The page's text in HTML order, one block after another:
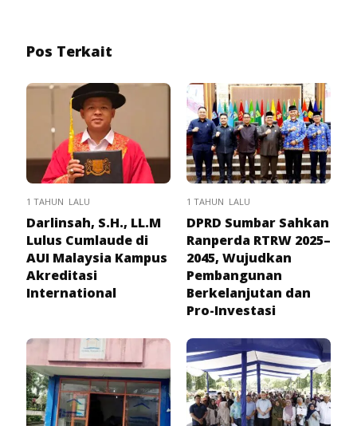
Pos Terkait
1 TAHUN LALU
Darlinsah, S.H., LL.M
Lulus Cumlaude di
AUI Malaysia Kampus
Akreditasi
International
1 TAHUN LALU
DPRD Sumbar Sahkan
Ranperda RTRW 2025–
2045, Wujudkan
Pembangunan
Berkelanjutan dan
Pro-Investasi